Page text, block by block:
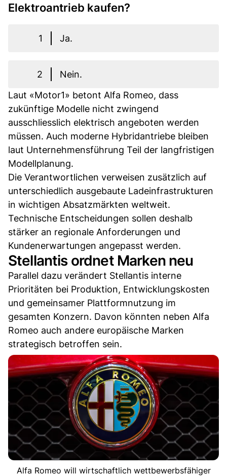
Elektroantrieb kaufen?
1 Ja.
2
Nein.
Laut «Motor1» betont Alfa Romeo, dass
zukünftige Modelle nicht zwingend
ausschliesslich elektrisch angeboten werden
müssen. Auch moderne Hybridantriebe bleiben
laut Unternehmensführung Teil der langfristigen
Modellplanung.
Die Verantwortlichen verweisen zusätzlich auf
unterschiedlich ausgebaute Ladeinfrastrukturen
in wichtigen Absatzmärkten weltweit.
Technische Entscheidungen sollen deshalb
stärker an regionale Anforderungen und
Kundenerwartungen angepasst werden.
Stellantis ordnet Marken neu
Parallel dazu verändert Stellantis interne
Prioritäten bei Produktion, Entwicklungskosten
und gemeinsamer Plattformnutzung im
gesamten Konzern. Davon könnten neben Alfa
Romeo auch andere europäische Marken
strategisch betroffen sein.
Alfa Romeo will wirtschaftlich wettbewerbsfähiger